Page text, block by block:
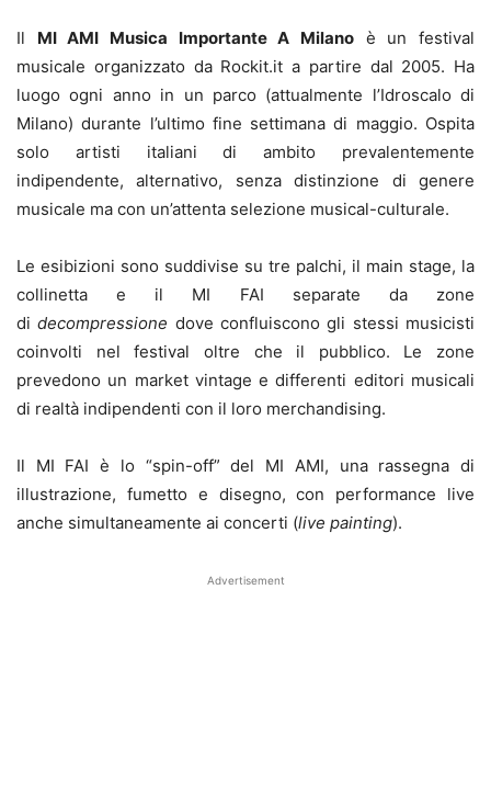
Il MI AMI Musica Importante A Milano è un festival
musicale organizzato da Rockit.it a partire dal 2005. Ha
luogo ogni anno in un parco (attualmente l’Idroscalo di
Milano) durante l’ultimo fine settimana di maggio. Ospita
solo artisti italiani di ambito prevalentemente
indipendente, alternativo, senza distinzione di genere
musicale ma con un’attenta selezione musical-culturale.
Le esibizioni sono suddivise su tre palchi, il main stage, la
collinetta e il MI FAI separate da zone
didecompressione dove confluiscono gli stessi musicisti
coinvolti nel festival oltre che il pubblico. Le zone
prevedono un market vintage e differenti editori musicali
di realtà indipendenti con il loro merchandising.
Il MI FAI è lo “spin-off” del MI AMI, una rassegna di
illustrazione, fumetto e disegno, con performance live
anche simultaneamente ai concerti (live painting).
Advertisement